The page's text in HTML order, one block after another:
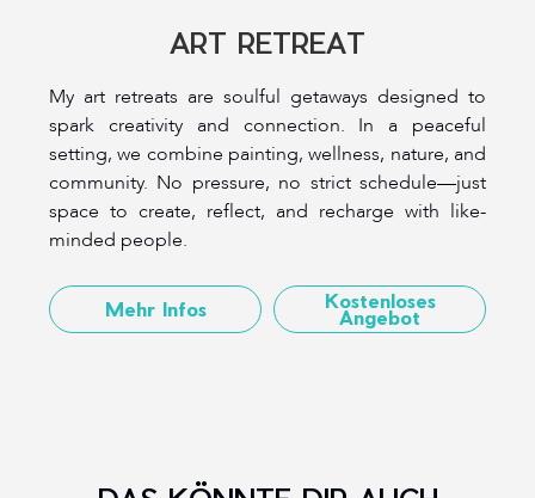
ART RETREAT
My art retreats are soulful getaways designed to
spark creativity and connection. In a peaceful
setting, we combine painting, wellness, nature, and
community. No pressure, no strict schedule—just
space to create, reflect, and recharge with like-
minded people.
Mehr Infos Kostenloses
Angebot